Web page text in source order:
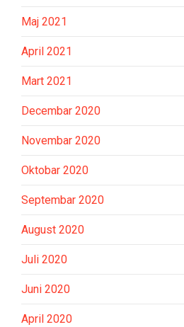
Maj 2021
April 2021
Mart 2021
Decembar 2020
Novembar 2020
Oktobar 2020
Septembar 2020
August 2020
Juli 2020
Juni 2020
April 2020